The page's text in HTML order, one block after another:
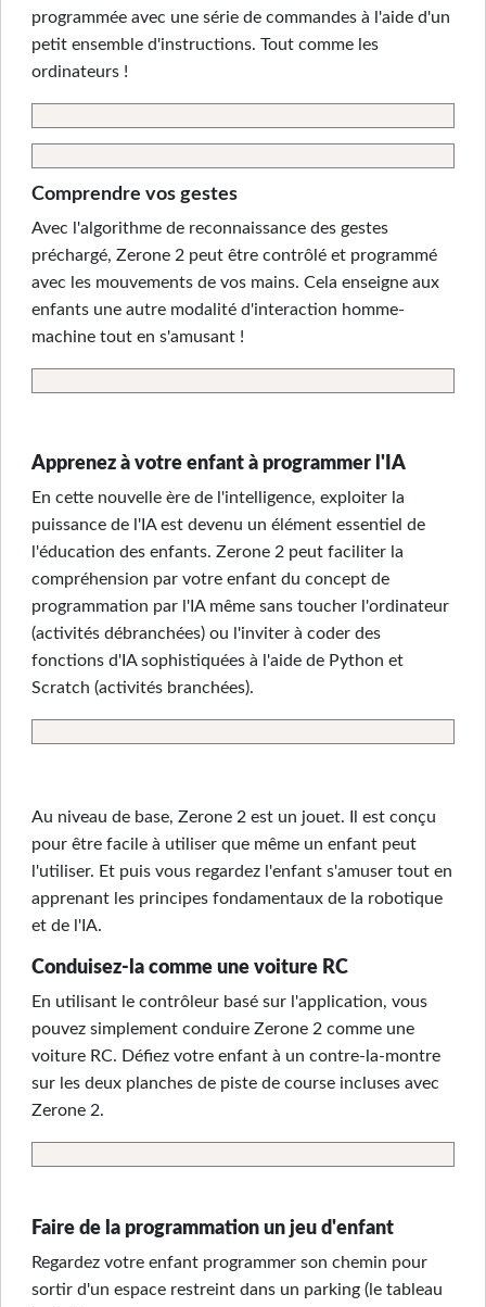
programmée avec une série de commandes à l'aide d'un
petit ensemble d'instructions. Tout comme les
ordinateurs !
Comprendre vos gestes
Avec l'algorithme de reconnaissance des gestes
préchargé, Zerone 2 peut être contrôlé et programmé
avec les mouvements de vos mains. Cela enseigne aux
enfants une autre modalité d'interaction homme-
machine tout en s'amusant !
Apprenez à votre enfant à programmer l'IA
En cette nouvelle ère de l'intelligence, exploiter la
puissance de l'IA est devenu un élément essentiel de
l'éducation des enfants. Zerone 2 peut faciliter la
compréhension par votre enfant du concept de
programmation par l'IA même sans toucher l'ordinateur
(activités débranchées) ou l'inviter à coder des
fonctions d'IA sophistiquées à l'aide de Python et
Scratch (activités branchées).
Au niveau de base, Zerone 2 est un jouet. Il est conçu
pour être facile à utiliser que même un enfant peut
l'utiliser. Et puis vous regardez l'enfant s'amuser tout en
apprenant les principes fondamentaux de la robotique
et de l'IA.
Conduisez-la comme une voiture RC
En utilisant le contrôleur basé sur l'application, vous
pouvez simplement conduire Zerone 2 comme une
voiture RC. Défiez votre enfant à un contre-la-montre
sur les deux planches de piste de course incluses avec
Zerone 2.
Faire de la programmation un jeu d'enfant
Regardez votre enfant programmer son chemin pour
sortir d'un espace restreint dans un parking (le tableau